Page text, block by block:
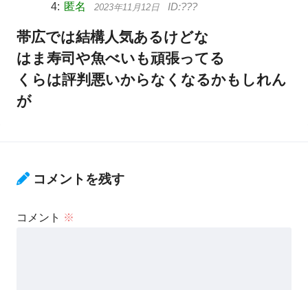
匿名 2023年11月12日
帯広では結構人気あるけどな
はま寿司や魚べいも頑張ってる
くらは評判悪いからなくなるかもしれん
が
コメントを残す
コメント ※